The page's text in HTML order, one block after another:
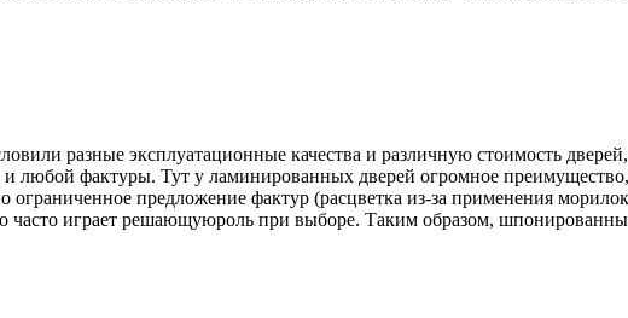
разные эксплуатационные качества и различную стоимость
любой фактуры. Тут у ламинированных дверей огромное
предложение фактур (расцветка из-за применения
часто играет решающуюроль при выборе. Таким образом,